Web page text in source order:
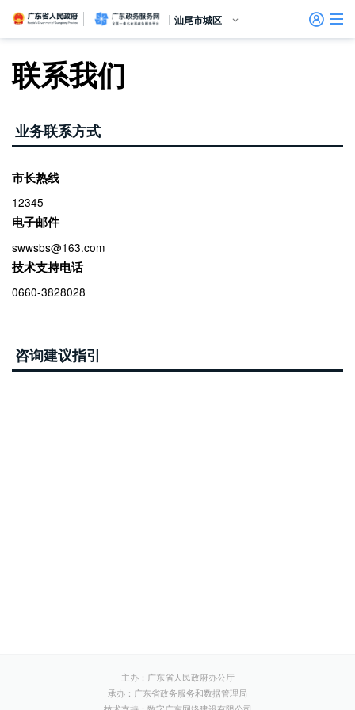
留言信箱
建言献策
信访相关法规
便民服务
百姓论坛
政府热线
网上调查
在线访谈
法律服务
领导信箱
未加载图片
政务微博
网络问政
意见征集
部门信箱
信访常见问题
信件回复
网上举报
公众监督
我要留言
广东省人民政府广东政务服务网
汕尾市城区
首页
个人服务
法人服务
效能监督
政务公开
政民互动
联系我们
业务联系方式
市长热线
12345
电子邮件
swwsbs@163.com
技术支持电话
0660-3828028
咨询建议指引
主办：广东省人民政府办公厅
承办：广东省政务服务和数据管理局